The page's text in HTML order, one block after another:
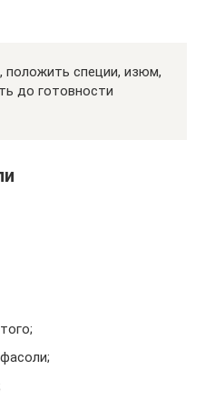
положить специи, изюм,
до готовности